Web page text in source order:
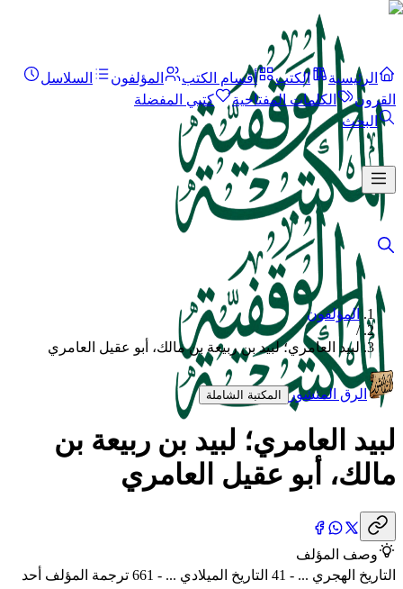
الرئيسية الكتب أقسام الكتب المؤلفون
السلاسل
القرون
الكلمات المفتاحية
كتبي المفضلة
البحث
المؤلفون
/
لبيد العامري؛ لبيد بن ربيعة بن مالك، أبو عقيل العامري
الرق المنشور المكتبة الشاملة
لبيد العامري؛ لبيد بن ربيعة بن
مالك، أبو عقيل العامري
وصف المؤلف
التاريخ الهجري ... - 41 التاريخ الميلادي ... - 661 ترجمة المؤلف أحد